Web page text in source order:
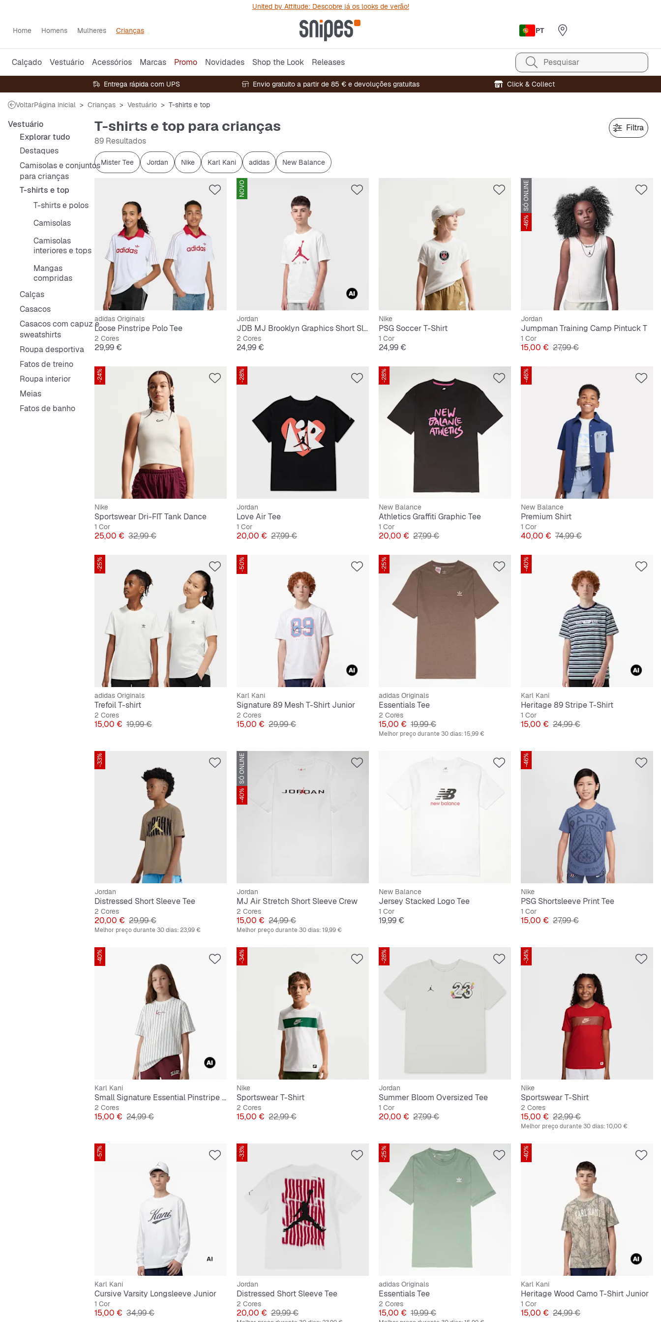
United by Attitude: Descobre já os looks de verão!
Home Homens Mulheres Crianças PT
Calçado Vestuário Acessórios Marcas Promo Novidades Shop the Look Releases Pesquisar
Entrega rápida com UPS Envio gratuito a partir de 85 € e devoluções gratuitas Click & Collect
VoltarPágina inicial Crianças Vestuário T-shirts e top
Vestuário
Explorar tudo
Destaques
Camisolas e conjuntos
para crianças
T-shirts e top
T-shirts e polos
Camisolas
Camisolas
interiores e tops
Mangas
compridas
Calças
Casacos
Casacos com capuz e
sweatshirts
Roupa desportiva
Fatos de treino
Roupa interior
Meias
Fatos de banho
T-shirts e top para crianças
89 Resultados
Filtra
Mister Tee Jordan Nike Karl Kani adidas New Balance
adidas Originals
Loose Pinstripe Polo Tee
2 Cores
Preço
29,99 €
NOVO
Jordan
JDB MJ Brooklyn Graphics Short Sleeve Tee
2 Cores
Preço
24,99 €
Nike
PSG Soccer T-Shirt
1 Cor
Preço
24,99 €
SÓ ONLINE
-46%
Jordan
Jumpman Training Camp Pintuck T
1 Cor
Preço
15,00 € Preço original
27,99 €
-24%
Nike
Sportswear Dri-FIT Tank Dance
1 Cor
Preço
25,00 € Preço original
32,99 €
-28%
Jordan
Love Air Tee
1 Cor
Preço
20,00 € Preço original
27,99 €
-28%
New Balance
Athletics Graffiti Graphic Tee
1 Cor
Preço
20,00 € Preço original
27,99 €
-46%
New Balance
Premium Shirt
1 Cor
Preço
40,00 € Preço original
74,99 €
-25%
adidas Originals
Trefoil T-shirt
2 Cores
Preço
15,00 € Preço original
19,99 €
-50%
Karl Kani
Signature 89 Mesh T-Shirt Junior
2 Cores
Preço
15,00 € Preço original
29,99 €
-25%
adidas Originals
Essentials Tee
2 Cores
Preço
15,00 € Preço original
19,99 €
Melhor preço durante 30 dias:15,99 €
-40%
Karl Kani
Heritage 89 Stripe T-Shirt
1 Cor
Preço
15,00 € Preço original
24,99 €
-33%
Jordan
Distressed Short Sleeve Tee
2 Cores
Preço
20,00 € Preço original
29,99 €
Melhor preço durante 30 dias:23,99 €
SÓ ONLINE
-40%
Jordan
MJ Air Stretch Short Sleeve Crew
2 Cores
Preço
15,00 € Preço original
24,99 €
Melhor preço durante 30 dias:19,99 €
New Balance
Jersey Stacked Logo Tee
1 Cor
Preço
19,99 €
-46%
Nike
PSG Shortsleeve Print Tee
1 Cor
Preço
15,00 € Preço original
27,99 €
-40%
Karl Kani
Small Signature Essential Pinstripe Tee Junior
2 Cores
Preço
15,00 € Preço original
24,99 €
-34%
Nike
Sportswear T-Shirt
2 Cores
Preço
15,00 € Preço original
22,99 €
-28%
Jordan
Summer Bloom Oversized Tee
1 Cor
Preço
20,00 € Preço original
27,99 €
-34%
Nike
Sportswear T-Shirt
2 Cores
Preço
15,00 € Preço original
22,99 €
Melhor preço durante 30 dias:10,00 €
-57%
Karl Kani
Cursive Varsity Longsleeve Junior
1 Cor
Preço
15,00 € Preço original
34,99 €
-33%
Jordan
Distressed Short Sleeve Tee
2 Cores
Preço
20,00 € Preço original
29,99 €
-25%
adidas Originals
Essentials Tee
2 Cores
Preço
15,00 € Preço original
19,99 €
-40%
Karl Kani
Heritage Wood Camo T-Shirt Junior
1 Cor
Preço
15,00 € Preço original
24,99 €